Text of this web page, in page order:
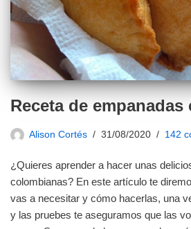
Receta de
Alison Cortés 31/08/2020 142
¿Quieres aprender a hacer unas
colombianas? En este artículo te
vas a necesitar y cómo hacerlas, una
y las pruebes te aseguramos que las